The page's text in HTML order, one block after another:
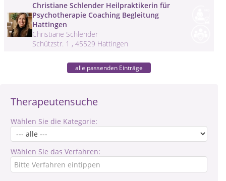
Therapeutensuche
Wählen Sie die Kategorie:
Wählen Sie das Verfahren:
Christiane Schlender Heilpraktikerin für
Psychotherapie Coaching Begleitung
Hattingen
Christiane Schlender
Schützstr. 1 , 45529 Hattingen
alle passenden Einträge